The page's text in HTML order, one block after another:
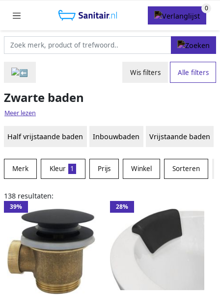
Wis filters Alle filters
Zwarte baden
Meer lezen
Half vrijstaande baden Inbouwbaden Vrijstaande baden
Merk Kleur 1 Prijs Winkel Sorteren
138 resultaten:
39% 28%